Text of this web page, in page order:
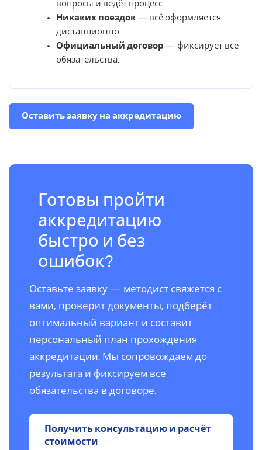
вопросы и ведёт процесс.
Никаких поездок — всё оформляется
дистанционно.
Официальный договор — фиксирует все
обязательства.
Оставить заявку на аккредитацию
Готовы пройти
аккредитацию
быстро и без
ошибок?
Оставьте заявку — методист свяжется с
вами, проверит документы, подберёт
оптимальный вариант и составит
персональный план прохождения
аккредитации. Мы сопровождаем до
результата и фиксируем все
обязательства в договоре.
Получить консультацию и расчёт
стоимости